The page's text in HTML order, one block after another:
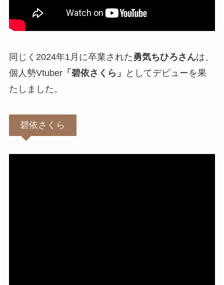
同じく2024年1月に卒業された 勇気ちひろさんは、
個人勢Vtuber「碧依さくら」
としてデビューを果
たしました。
碧依さくら